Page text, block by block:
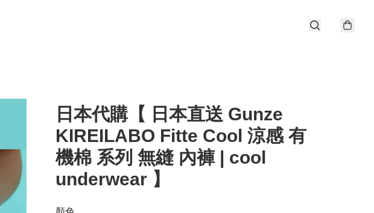
日本代購【 日本直送 Gunze
KIREILABO Fitte Cool 涼感 有
機棉 系列 無縫 內褲 | cool
underwear 】